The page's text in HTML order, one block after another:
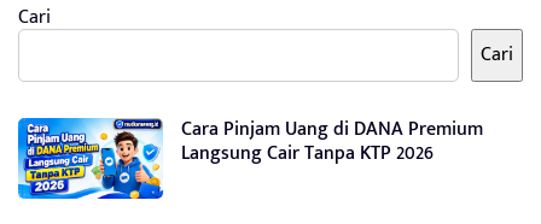
Cari
Cari
Cara Pinjam Uang di DANA Premium
Langsung Cair Tanpa KTP 2026